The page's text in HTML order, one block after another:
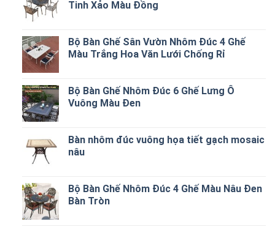
Tinh Xảo Màu Đồng
Bộ Bàn Ghế Sân Vườn Nhôm Đúc 4 Ghế
Màu Trắng Hoa Văn Lưới Chống Rỉ
Bộ Bàn Ghế Nhôm Đúc 6 Ghế Lưng Ô
Vuông Màu Đen
Bàn nhôm đúc vuông họa tiết gạch mosaic
nâu
Bộ Bàn Ghế Nhôm Đúc 4 Ghế Màu Nâu Đen
Bàn Tròn